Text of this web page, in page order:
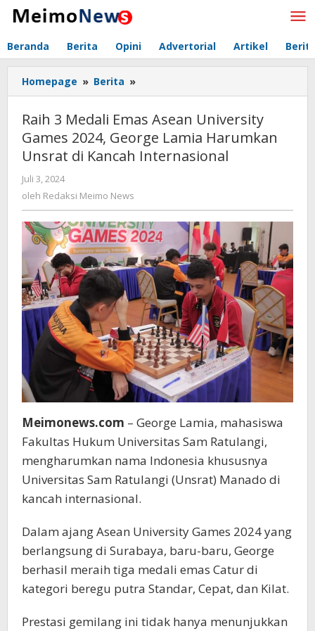
Lewati
Beranda Berita Opini Advertorial Artikel
Homepage » Berita »
3
Emas
Asean
University
Lamia
Harumkan
Unsrat
di
Kancah
Internasional
Raih 3 Medali Emas Asean University
Games 2024, George Lamia Harumkan
Unsrat di Kancah Internasional
Juli 3, 2024
Redaksi
News
oleh Redaksi Meimo News
Meimonews.com – George Lamia, mahasiswa
Fakultas Hukum Universitas Sam Ratulangi,
mengharumkan nama Indonesia khususnya
Universitas Sam Ratulangi (Unsrat) Manado di
kancah internasional.
Dalam ajang Asean University Games 2024 yang
berlangsung di Surabaya, baru-baru, George
berhasil meraih tiga medali emas Catur di
kategori beregu putra Standar, Cepat, dan Kilat.
Prestasi gemilang ini tidak hanya menunjukkan